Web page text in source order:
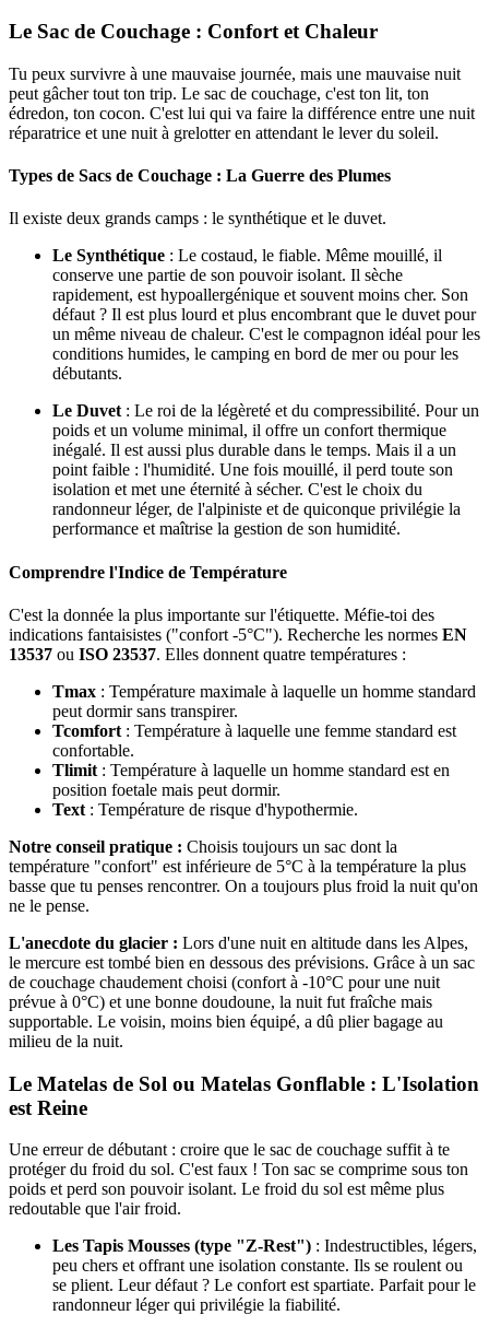
Le Sac de Couchage : Confort et Chaleur
Tu peux survivre à une mauvaise journée, mais une mauvaise nuit
peut gâcher tout ton trip. Le sac de couchage, c'est ton lit, ton
édredon, ton cocon. C'est lui qui va faire la différence entre une nuit
réparatrice et une nuit à grelotter en attendant le lever du soleil.
Types de Sacs de Couchage : La Guerre des Plumes
Il existe deux grands camps : le synthétique et le duvet.
Le Synthétique : Le costaud, le fiable. Même mouillé, il
conserve une partie de son pouvoir isolant. Il sèche
rapidement, est hypoallergénique et souvent moins cher. Son
défaut ? Il est plus lourd et plus encombrant que le duvet pour
un même niveau de chaleur. C'est le compagnon idéal pour les
conditions humides, le camping en bord de mer ou pour les
débutants.
Le Duvet : Le roi de la légèreté et du compressibilité. Pour un
poids et un volume minimal, il offre un confort thermique
inégalé. Il est aussi plus durable dans le temps. Mais il a un
point faible : l'humidité. Une fois mouillé, il perd toute son
isolation et met une éternité à sécher. C'est le choix du
randonneur léger, de l'alpiniste et de quiconque privilégie la
performance et maîtrise la gestion de son humidité.
Comprendre l'Indice de Température
C'est la donnée la plus importante sur l'étiquette. Méfie-toi des
indications fantaisistes ("confort -5°C"). Recherche les normes EN
13537 ou ISO 23537. Elles donnent quatre températures :
Tmax : Température maximale à laquelle un homme standard
peut dormir sans transpirer.
Tcomfort : Température à laquelle une femme standard est
confortable.
Tlimit : Température à laquelle un homme standard est en
position foetale mais peut dormir.
Text : Température de risque d'hypothermie.
Notre conseil pratique : Choisis toujours un sac dont la
température "confort" est inférieure de 5°C à la température la plus
basse que tu penses rencontrer. On a toujours plus froid la nuit qu'on
ne le pense.
L'anecdote du glacier : Lors d'une nuit en altitude dans les Alpes,
le mercure est tombé bien en dessous des prévisions. Grâce à un sac
de couchage chaudement choisi (confort à -10°C pour une nuit
prévue à 0°C) et une bonne doudoune, la nuit fut fraîche mais
supportable. Le voisin, moins bien équipé, a dû plier bagage au
milieu de la nuit.
Le Matelas de Sol ou Matelas Gonflable : L'Isolation
est Reine
Une erreur de débutant : croire que le sac de couchage suffit à te
protéger du froid du sol. C'est faux ! Ton sac se comprime sous ton
poids et perd son pouvoir isolant. Le froid du sol est même plus
redoutable que l'air froid.
Les Tapis Mousses (type "Z-Rest") : Indestructibles, légers,
peu chers et offrant une isolation constante. Ils se roulent ou
se plient. Leur défaut ? Le confort est spartiate. Parfait pour le
randonneur léger qui privilégie la fiabilité.